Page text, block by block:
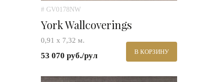
# GV0178NW
York Wallcoverings
0,91 х 7,32 м.
53 070 руб./рул В КОРЗИНУ